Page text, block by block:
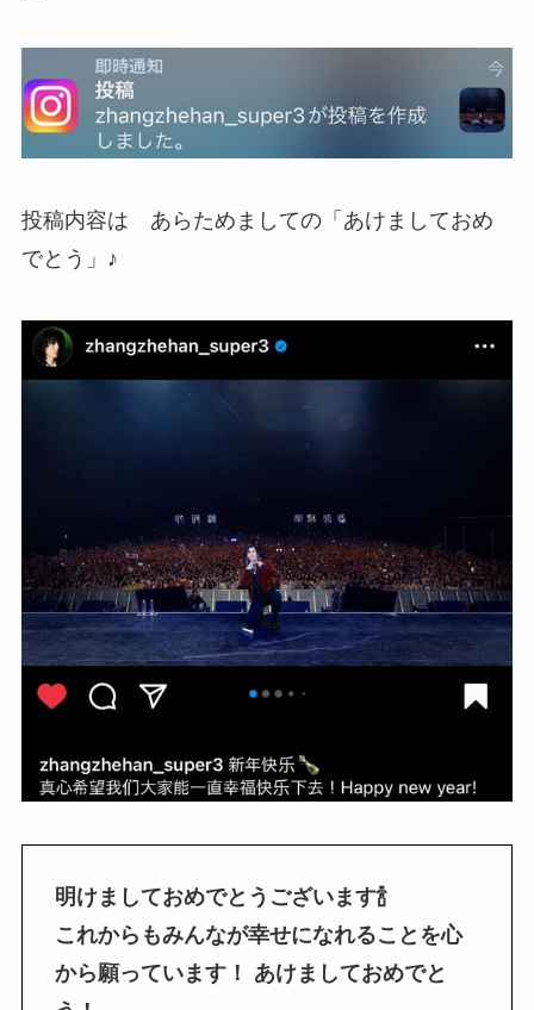
投稿内容は あらためましての「あけましておめ
でとう」♪
明けましておめでとうございます🍾️
これからもみんなが幸せになれることを心
から願っています！ あけましておめでと